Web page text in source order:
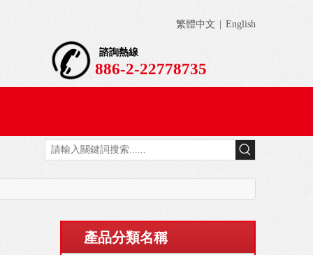
繁體中文 English
諮詢熱線
886-2-22778735
產品分類名稱